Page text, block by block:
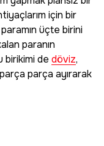
için bir
üçte birini
paranın
birikimi de döviz,
parça ayırarak